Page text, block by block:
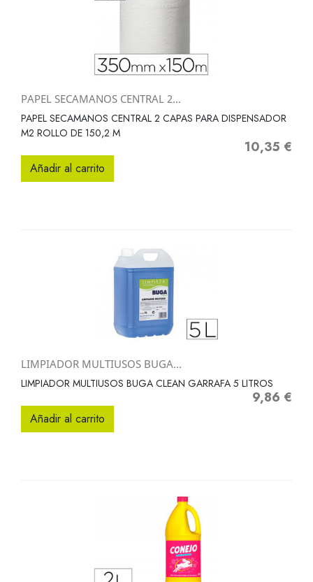
PAPEL SECAMANOS CENTRAL 2...
PAPEL SECAMANOS CENTRAL 2 CAPAS PARA DISPENSADOR
M2 ROLLO DE 150,2 M
Precio
10,35 €
Añadir al carrito
LIMPIADOR MULTIUSOS BUGA...
LIMPIADOR MULTIUSOS BUGA CLEAN GARRAFA 5 LITROS
Precio
9,86 €
Añadir al carrito